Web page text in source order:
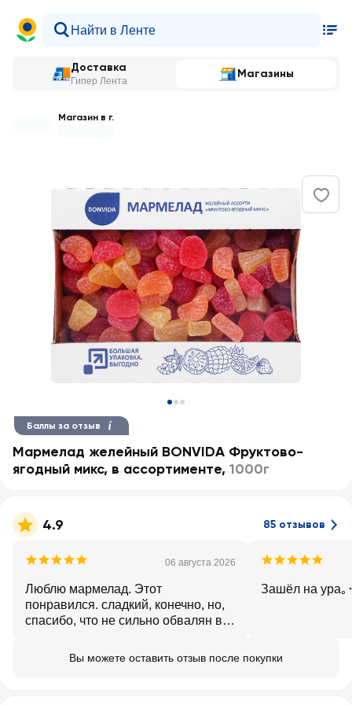
Доставка
Гипер Лента
Магазины
Магазин в г.
Баллы за отзыв
Мармелад желейный BONVIDA Фруктово-
ягодный микс, в ассортименте, 1000г
4.9 85 отзывов
06 августа 2026
Люблю мармелад. Этот
понравился. сладкий, конечно, но,
спасибо, что не сильно обвалян в
дольки в подобных упаковках
Зашёл на ура｡
Вы можете оставить отзыв после покупки